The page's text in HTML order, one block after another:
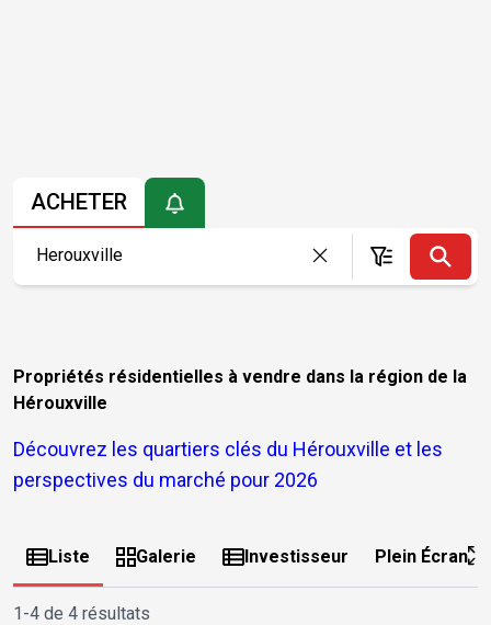
ACHETER
Propriétés résidentielles à vendre dans la région de la
Hérouxville
Découvrez les quartiers clés du Hérouxville et les
perspectives du marché pour 2026
Liste Galerie Investisseur Plein Écran
1-4 de 4 résultats